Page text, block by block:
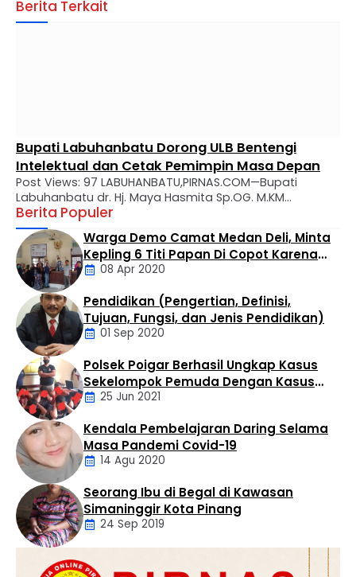
Berita Terkait
Bupati Labuhanbatu Dorong ULB Bentengi
Intelektual dan Cetak Pemimpin Masa Depan
Post Views: 97 LABUHANBATU,PIRNAS.COM—Bupati
Labuhanbatu dr. Hj. Maya Hasmita Sp.OG. M.KM
menyampaikan apresiasi mendalam atas perjalanan
panjang Universitas Labuhanbatu (ULB) yang kini genap
berusia 28 tahun. Dalam usianya yang makin matang,
ULB diharapkan tidak hanya menjadi tempat transfer
ilmu, melainkan kawah candradimuka dalam
melahirkan generasi muda yang inovatif, kritis, dan
berkarakter. Apresiasi tersebut disampaikan Bupati …
Berita Populer
Daerah
Warga Demo Camat Medan Deli, Minta
Kepling 6 Titi Papan Di Copot Karena
Tak Perduli Sama Warganya
08 Apr 2020
Artikel
Pendidikan (Pengertian, Definisi,
Tujuan, Fungsi, dan Jenis Pendidikan)
01 Sep 2020
Daerah
Polsek Poigar Berhasil Ungkap Kasus
Sekelompok Pemuda Dengan Kasus
Pencabulan
25 Jun 2021
Artikel
Kendala Pembelajaran Daring Selama
Masa Pandemi Covid-19
14 Agu 2020
Daerah
Seorang Ibu di Begal di Kawasan
Simaninggir Kota Pinang
24 Sep 2019